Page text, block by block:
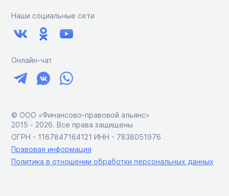
Наши социальные сети
Онлайн-чат
© ООО «Финансово-правовой альянс»
2015 ‑ 2026. Все права защищены
ОГРН - 1167847164121 ИНН - 7838051976
Правовая информация
Политика в отношении обработки персональных данных